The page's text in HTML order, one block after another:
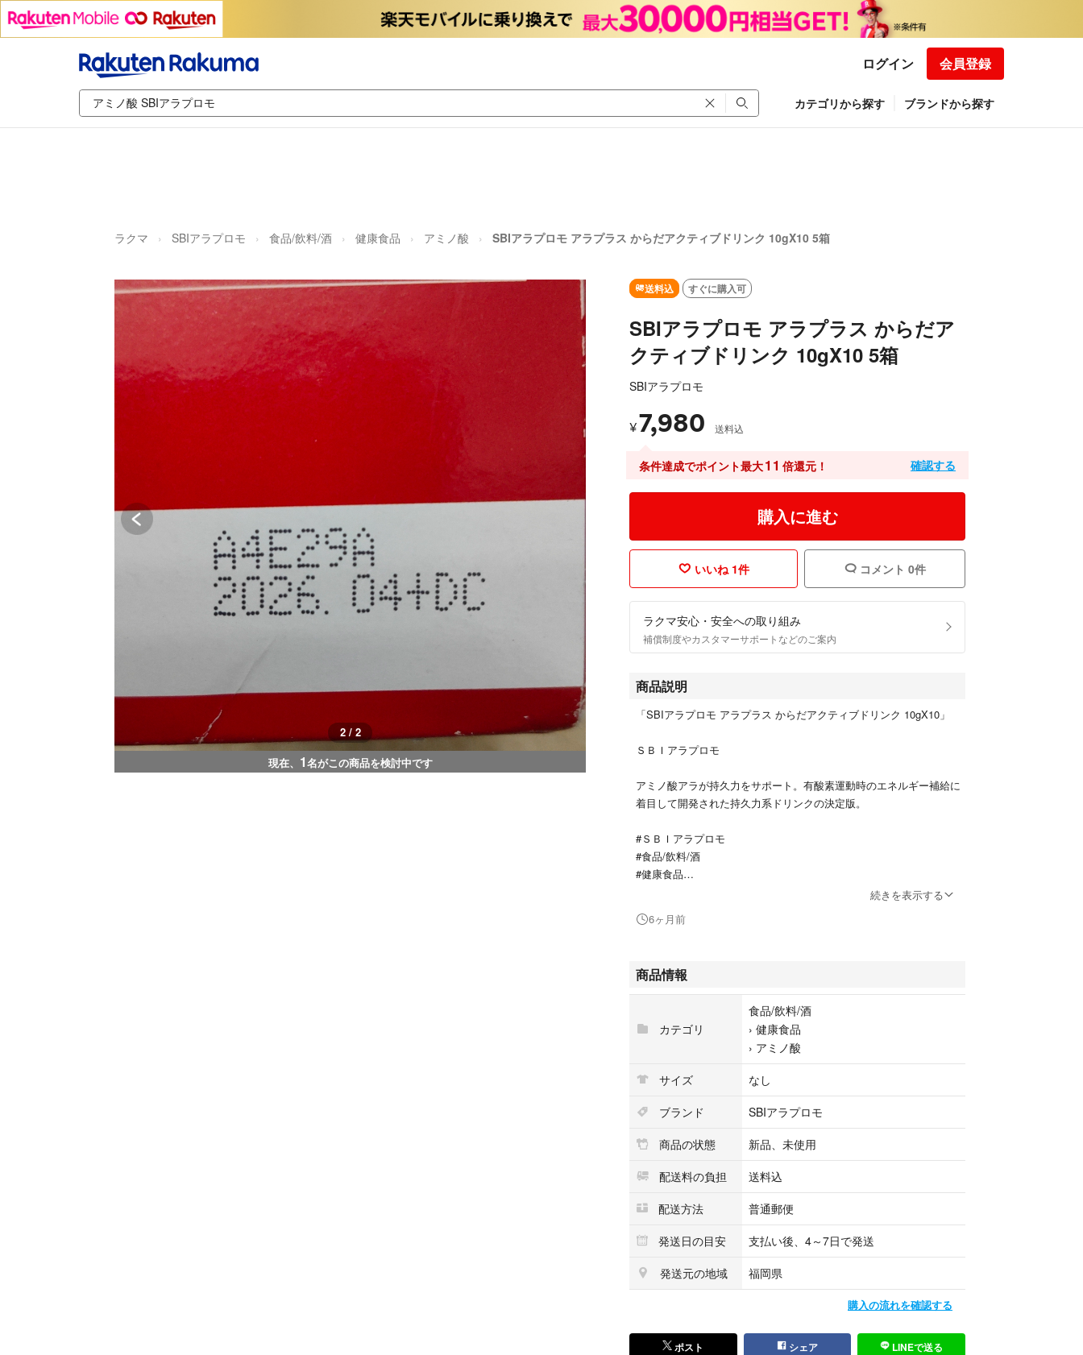
ログイン 会員登録
カテゴリから探す ブランドから探す
ラクマ SBIアラプロモ 食品/飲料/酒 健康食品 アミノ酸 SBIアラプロモ アラプラス からだアクティブドリンク 10gX10 5箱
2 / 2
現在、 1名がこの商品を検討中です
送料込 すぐに購入可
SBIアラプロモ アラプラス からだア
クティブドリンク 10gX10 5箱
SBIアラプロモ
¥7,980 送料込
条件達成でポイント最大11 倍還元！ 確認する
購入に進む
いいね 1件 コメント 0件
ラクマ安心・安全への取り組み
補償制度やカスタマーサポートなどのご案内
商品説明
「SBIアラプロモ アラプラス からだアクティブドリンク 10gX10」
ＳＢＩアラプロモ
アミノ酸アラが持久力をサポート。有酸素運動時のエネルギー補給に
着目して開発された持久力系ドリンクの決定版。
#ＳＢＩアラプロモ
#食品/飲料/酒
#健康食品
続きを表示する
6ヶ月前
商品情報
カテゴリ
食品/飲料/酒
› 健康食品
› アミノ酸
サイズ
なし
ブランド
SBIアラプロモ
商品の状態
新品、未使用
配送料の負担
送料込
配送方法
普通郵便
発送日の目安
支払い後、4～7日で発送
発送元の地域
福岡県
購入の流れを確認する
ポスト シェア LINEで送る